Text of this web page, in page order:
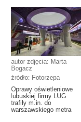
autor zdjęcia: Marta
Bogacz
źródło: Fotorzepa
Oprawy oświetleniowe
lubuskiej firmy LUG
trafiły m.in. do
warszawskiego metra